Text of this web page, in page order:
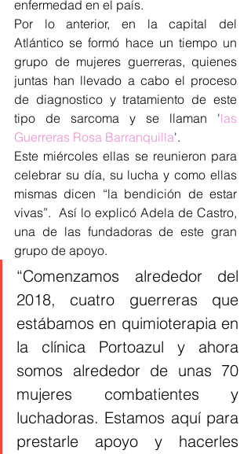
enfermedad en el país.
Por lo anterior, en la capital del
Atlántico se formó hace un tiempo un
grupo de mujeres guerreras, quienes
juntas han llevado a cabo el proceso
de diagnostico y tratamiento de este
tipo de sarcoma y se llaman 'las
Guerreras Rosa Barranquilla'.
Este miércoles ellas se reunieron para
celebrar su día, su lucha y como ellas
mismas dicen “la bendición de estar
vivas”.  Así lo explicó Adela de Castro,
una de las fundadoras de este gran
grupo de apoyo.
“Comenzamos alrededor del
2018, cuatro guerreras que
estábamos en quimioterapia en
la clínica Portoazul y ahora
somos alrededor de unas 70
mujeres combatientes y
luchadoras. Estamos aquí para
prestarle apoyo y hacerles